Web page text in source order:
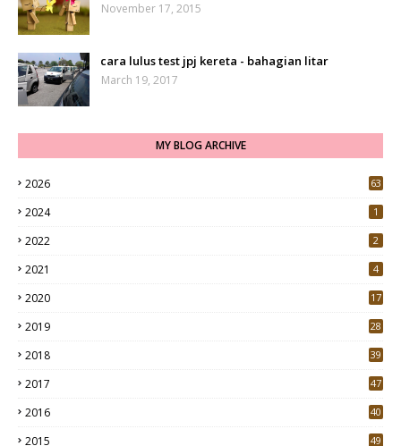
November 17, 2015
cara lulus test jpj kereta - bahagian litar
March 19, 2017
MY BLOG ARCHIVE
2026 63
2024 1
2022 2
2021 4
2020
17
2019
28
2018
39
2017
47
2016
40
2015
49